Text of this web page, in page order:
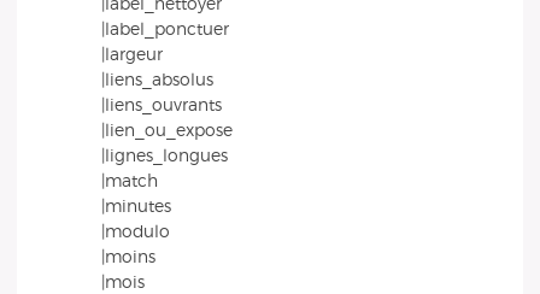
|label_nettoyer
|label_ponctuer
|largeur
|liens_absolus
|liens_ouvrants
|lien_ou_expose
|lignes_longues
|match
|minutes
|modulo
|moins
|mois